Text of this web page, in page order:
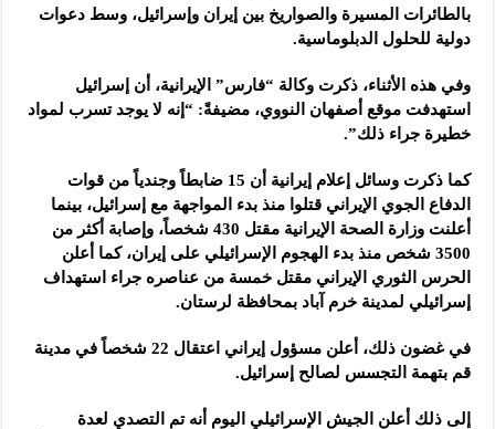
بالطائرات المسيرة والصواريخ بين إيران وإسرائيل، وسط دعوات
دولية للحلول الدبلوماسية.
وفي هذه الأثناء، ذكرت وكالة “فارس” الإيرانية، أن إسرائيل
استهدفت موقع أصفهان النووي، مضيفةً: “إنه لا يوجد تسرب لمواد
خطيرة جراء ذلك”.
كما ذكرت وسائل إعلام إيرانية أن 15 ضابطاً وجندياً من قوات
الدفاع الجوي الإيراني قتلوا منذ بدء المواجهة مع إسرائيل، بينما
أعلنت وزارة الصحة الإيرانية مقتل 430 شخصاً، وإصابة أكثر من
3500 شخص منذ بدء الهجوم الإسرائيلي على إيران، كما أعلن
الحرس الثوري الإيراني مقتل خمسة من عناصره جراء استهداف
إسرائيلي لمدينة خرم آباد بمحافظة لرستان.
في غضون ذلك، أعلن مسؤول إيراني اعتقال 22 شخصاً في مدينة
قم بتهمة التجسس لصالح إسرائيل.
إلى ذلك أعلن الجيش الإسرائيلي اليوم أنه تم التصدي لعدة